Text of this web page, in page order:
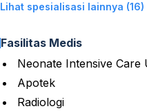
Lihat spesialisasi lainnya (16)
Fasilitas Medis
Neonate Intensive Care
Apotek
Radiologi